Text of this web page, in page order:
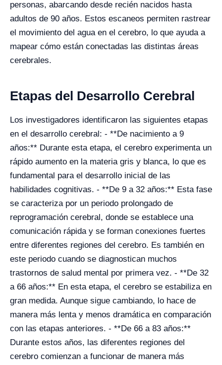
personas, abarcando desde recién nacidos hasta
adultos de 90 años. Estos escaneos permiten rastrear
el movimiento del agua en el cerebro, lo que ayuda a
mapear cómo están conectadas las distintas áreas
cerebrales.
Etapas del Desarrollo Cerebral
Los investigadores identificaron las siguientes etapas
en el desarrollo cerebral: - **De nacimiento a 9
años:** Durante esta etapa, el cerebro experimenta un
rápido aumento en la materia gris y blanca, lo que es
fundamental para el desarrollo inicial de las
habilidades cognitivas. - **De 9 a 32 años:** Esta fase
se caracteriza por un periodo prolongado de
reprogramación cerebral, donde se establece una
comunicación rápida y se forman conexiones fuertes
entre diferentes regiones del cerebro. Es también en
este periodo cuando se diagnostican muchos
trastornos de salud mental por primera vez. - **De 32
a 66 años:** En esta etapa, el cerebro se estabiliza en
gran medida. Aunque sigue cambiando, lo hace de
manera más lenta y menos dramática en comparación
con las etapas anteriores. - **De 66 a 83 años:**
Durante estos años, las diferentes regiones del
cerebro comienzan a funcionar de manera más